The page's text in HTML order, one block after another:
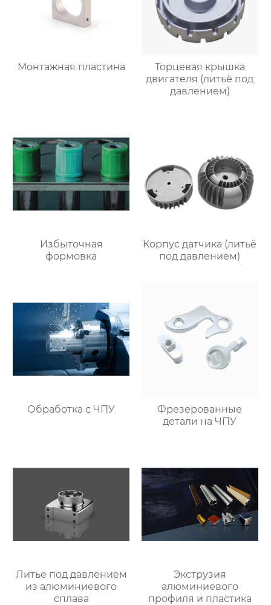
Монтажная пластина
Торцевая крышка
двигателя (литьё под
давлением)
Избыточная
формовка
Корпус датчика (литьё
под давлением)
Обработка с ЧПУ
Фрезерованные
детали на ЧПУ
Литье под давлением
из алюминиевого
сплава
Экструзия
алюминиевого
профиля и пластика